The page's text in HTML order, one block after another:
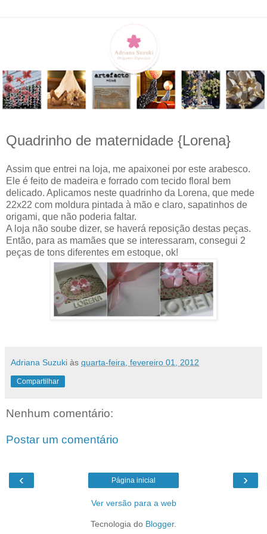
Quadrinho de maternidade {Lorena}
Assim que entrei na loja, me apaixonei por este arabesco.
Ele é feito de madeira e forrado com tecido floral bem
delicado. Aplicamos neste quadrinho da Lorena, que mede
22x22 com moldura pintada à mão e claro, sapatinhos de
origami, que não poderia faltar.
A loja não soube dizer, se haverá reposição destas peças.
Então, para as mamães que se interessaram, consegui 2
peças de tons diferentes em estoque, ok!
Adriana Suzuki às quarta-feira, fevereiro 01, 2012
Compartilhar
Nenhum comentário:
Postar um comentário
‹ ›
Página inicial
Ver versão para a web
Tecnologia do Blogger.